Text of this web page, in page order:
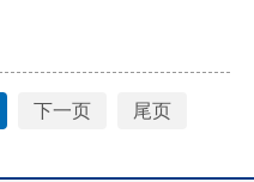
的通知》（厅字
分省、市（州）、县
明晰各级食品药品监
制和责任追究制度，依
的“五片两线一带十八
，文物博物馆事业得到
省城镇化进程的加
方案》已经省政府同
织实施。 吉林
月8日 吉林
下一页 尾页